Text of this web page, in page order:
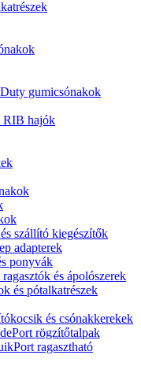
gumicsónakok
RIB hajók
szállító kiegészítők
adapterek
ponyvák
és ápolószerek
és pótalkatrészek
és csónakkerekek
rögzítőtalpak
ragasztható